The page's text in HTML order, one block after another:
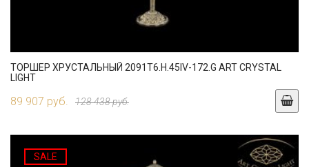
ТОРШЕР ХРУСТАЛЬНЫЙ 2091T6.H.45IV-172.G ART CRYSTAL
LIGHT
89 907 руб. 128 438 руб.
SALE